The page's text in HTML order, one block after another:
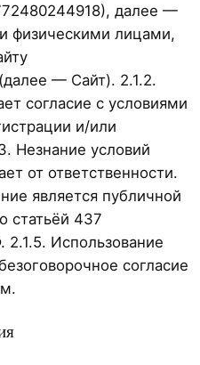
далее —
физическими лицами,
— Сайт). 2.1.2.
согласие с условиями
и/или
Незнание условий
от ответственности.
является публичной
статьёй 437
2.1.5. Использование
согласие